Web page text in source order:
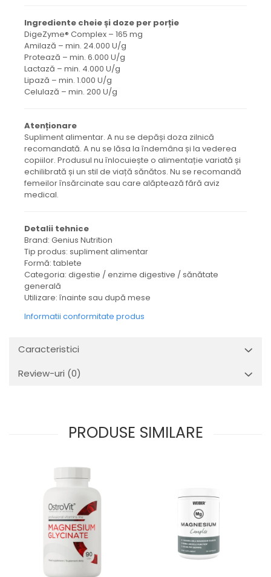
Ingrediente cheie și doze per porție
DigeZyme® Complex – 165 mg
Amilază – min. 24.000 U/g
Protează – min. 6.000 U/g
Lactază – min. 4.000 U/g
Lipază – min. 1.000 U/g
Celulază – min. 200 U/g
Atenționare
Supliment alimentar. A nu se depăși doza zilnică
recomandată. A nu se lăsa la îndemâna și la vederea
copiilor. Produsul nu înlocuiește o alimentație variată și
echilibrată și un stil de viață sănătos. Nu se recomandă
femeilor însărcinate sau care alăptează fără aviz
medical.
Detalii tehnice
Brand: Genius Nutrition
Tip produs: supliment alimentar
Formă: tablete
Categoria: digestie / enzime digestive / sănătate
generală
Utilizare: înainte sau după mese
Informatii conformitate produs
Caracteristici
Review-uri (0)
PRODUSE SIMILARE